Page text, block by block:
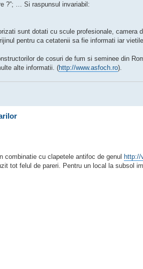
?”; … Si raspunsul invariabil:
sunt dotati cu scule profesionale, camera
pentru ca cetatenii sa fie informati iar
de cosuri de fum si seminee din
alte informatii. (http://www.asfoch.ro).
cu clapetele antifoc de genul http://
tot felul de pareri. Pentru un local la subsol